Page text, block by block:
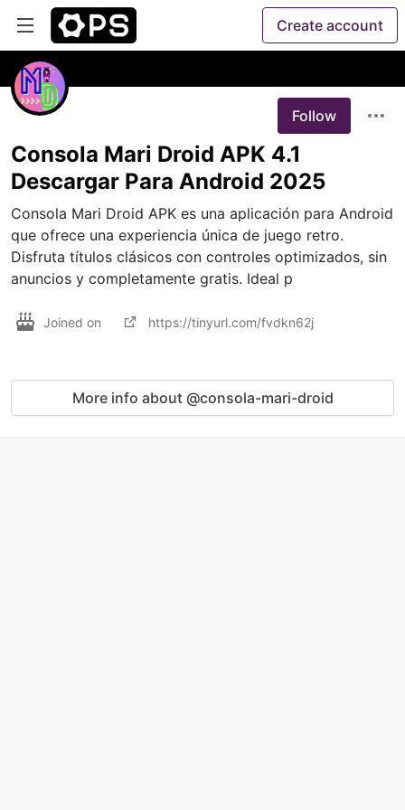
Create account
Follow
Consola Mari Droid APK 4.1
Descargar Para Android 2025
Consola Mari Droid APK es una aplicación para Android
que ofrece una experiencia única de juego retro.
Disfruta títulos clásicos con controles optimizados, sin
anuncios y completamente gratis. Ideal p
Joined on https://tinyurl.com/fvdkn62j
More info about @consola-mari-droid